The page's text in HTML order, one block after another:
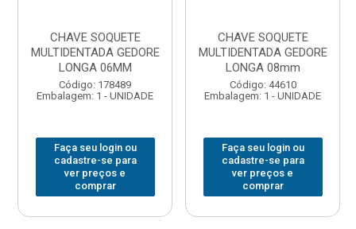
CHAVE SOQUETE
MULTIDENTADA GEDORE
LONGA 06MM
Código: 178489
Embalagem: 1 - UNIDADE
Faça seu login ou
cadastre-se para
ver preços e
comprar
CHAVE SOQUETE
MULTIDENTADA GEDORE
LONGA 08mm
Código: 44610
Embalagem: 1 - UNIDADE
Faça seu login ou
cadastre-se para
ver preços e
comprar